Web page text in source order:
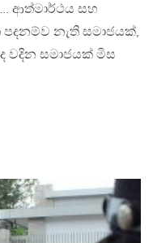
ආත්මාර්ථය සහ
නැති සමාජයක්,
වදින සමාජයක් මිස